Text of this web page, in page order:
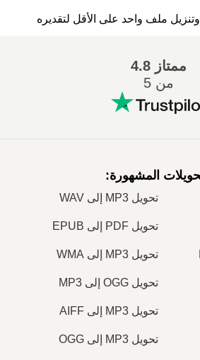
ملف واحد على الأقل لتقديره
ممتاز 4.8
من 5
المشهورة:
تحويل MP3 إلى WAV
تحويل PDF إلى EPUB
تحويل MP3 إلى WMA
تحويل OGG إلى MP3
تحويل MP3 إلى AIFF
تحويل MP3 إلى OGG